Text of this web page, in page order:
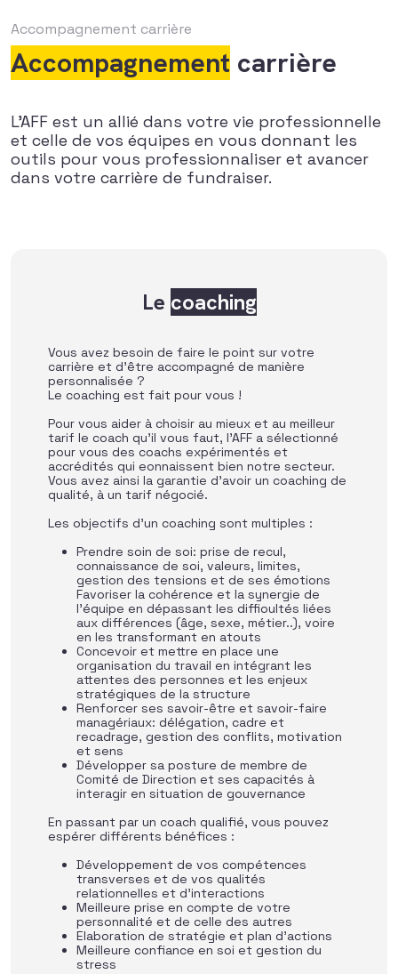
Accompagnement carrière
Accompagnement carrière
L’AFF est un allié dans votre vie professionnelle
et celle de vos équipes en vous donnant les
outils pour vous professionnaliser et avancer
dans votre carrière de fundraiser.
Le coaching
Vous avez besoin de faire le point sur votre
carrière et d’être accompagné de manière
personnalisée ?
Le coaching est fait pour vous !
Pour vous aider à choisir au mieux et au meilleur
tarif le coach qu’il vous faut, l’AFF a sélectionné
pour vous des coachs expérimentés et
accrédités qui eonnaissent bien notre secteur.
Vous avez ainsi la garantie d’avoir un coaching de
qualité, à un tarif négocié.
Les objectifs d’un coaching sont multiples :
Prendre soin de soi: prise de recul,
connaissance de soi, valeurs, limites,
gestion des tensions et de ses émotions
Favoriser la cohérence et la synergie de
l’équipe en dépassant les diffioultés liées
aux différences (âge, sexe, métier..), voire
en les transformant en atouts
Concevoir et mettre en place une
organisation du travail en intégrant les
attentes des personnes et les enjeux
stratégiques de la structure
Renforcer ses savoir-être et savoir-faire
managériaux: délégation, cadre et
recadrage, gestion des conflits, motivation
et sens
Développer sa posture de membre de
Comité de Direction et ses capacités à
interagir en situation de gouvernance
En passant par un coach qualifié, vous pouvez
espérer différents bénéfices :
Développement de vos compétences
transverses et de vos qualités
relationnelles et d’interactions
Meilleure prise en compte de votre
personnalité et de celle des autres
Elaboration de stratégie et plan d’actions
Meilleure confiance en soi et gestion du
stress